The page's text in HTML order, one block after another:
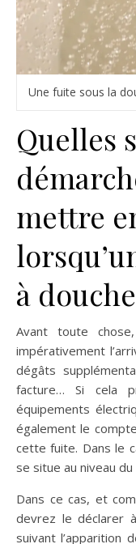
Une fuite sous la
Quelles
mettre
à
Avant toute
impérativement
dégâts
facture… Si cela
équipements
également le
cette fuite. Dans le
se situe au niveau
Dans ce cas, et
devrez le déclarer
suivant l’apparition